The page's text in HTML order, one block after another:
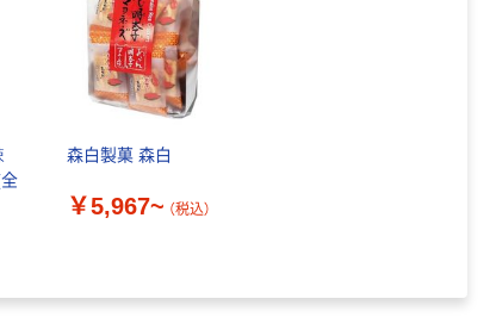
森白製菓 森白
￥5,967~ （税込）